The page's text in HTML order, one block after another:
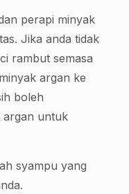
perapi minyak
Jika anda tidak
rambut semasa
argan ke
boleh
argan untuk
syampu yang